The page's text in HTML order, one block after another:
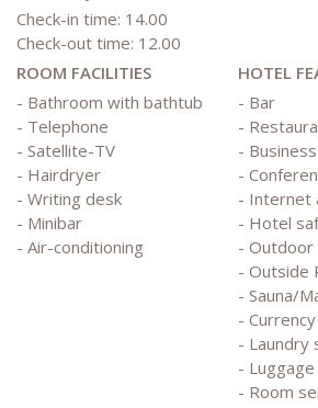
Check-in time: 14.00
Check-out time: 12.00
ROOM FACILITIES
HOTEL
- Bathroom with bathtub
- Telephone
- Satellite-TV
- Hairdryer
- Writing desk
- Minibar
- Air-conditioning
- Bar
-
-
-
- Internet
- Hotel
- Outdoor
- Outside
- Sauna/
-
- Laundry
-
- Room